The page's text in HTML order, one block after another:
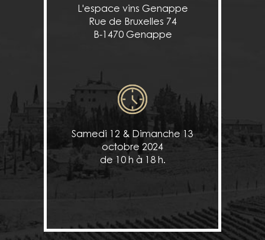
L'espace vins Genappe
Rue de Bruxelles 74
B-1470 Genappe
Samedi 12 & Dimanche 13
octobre 2024
de 10 h à 18 h.